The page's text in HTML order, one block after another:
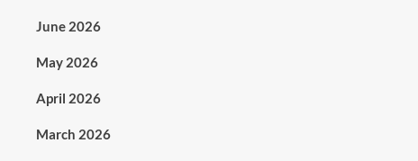
June 2026
May 2026
April 2026
March 2026